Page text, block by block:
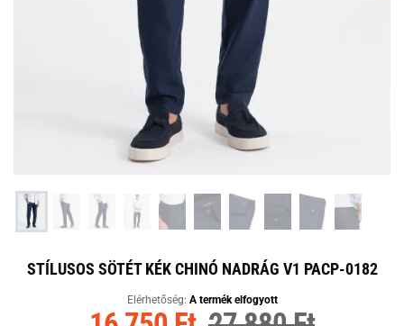
STÍLUSOS SÖTÉT KÉK CHINÓ NADRÁG V1 PACP-0182
Elérhetőség: A termék elfogyott